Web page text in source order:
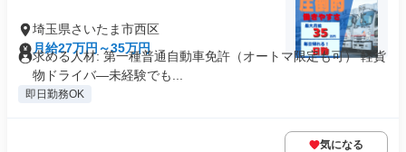
埼玉県さいたま市西区
月給27万円～35万円
求める人材: 第一種普通自動車免許（オートマ限定も可） 軽貨
物ドライバ―未経験でも...
即日勤務OK
気になる